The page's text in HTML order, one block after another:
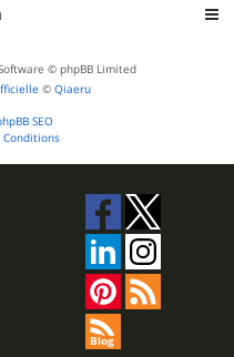
© phpBB Limited
© Qiaeru
SEO
Conditions